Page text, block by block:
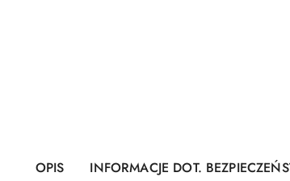
OPIS INFORMACJE DOT.